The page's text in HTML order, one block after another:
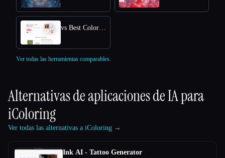
vs Best Coloring Pages AI
Ver todas las herramientas comparables.
Alternativas de aplicaciones de IA para
iColoring
Ver todas las alternativas a iColoring →
Ink AI - Tattoo Generator